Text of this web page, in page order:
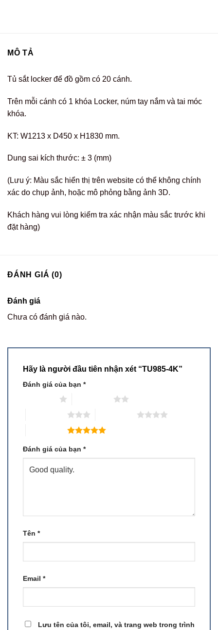
MÔ TẢ
Tủ sắt locker để đồ gồm có 20 cánh.
Trên mỗi cánh có 1 khóa Locker, núm tay nắm và tai móc
khóa.
KT: W1213 x D450 x H1830 mm.
Dung sai kích thước: ± 3 (mm)
(Lưu ý: Màu sắc hiển thị trên website có thể không chính
xác do chụp ảnh, hoặc mô phỏng bằng ảnh 3D.
Khách hàng vui lòng kiểm tra xác nhận màu sắc trước khi
đặt hàng)
ĐÁNH GIÁ (0)
Đánh giá
Chưa có đánh giá nào.
Hãy là người đầu tiên nhận xét “TU985-4K”
Đánh giá của bạn *
Đánh giá của bạn *
Tên *
Email *
Lưu tên của tôi, email, và trang web trong trình